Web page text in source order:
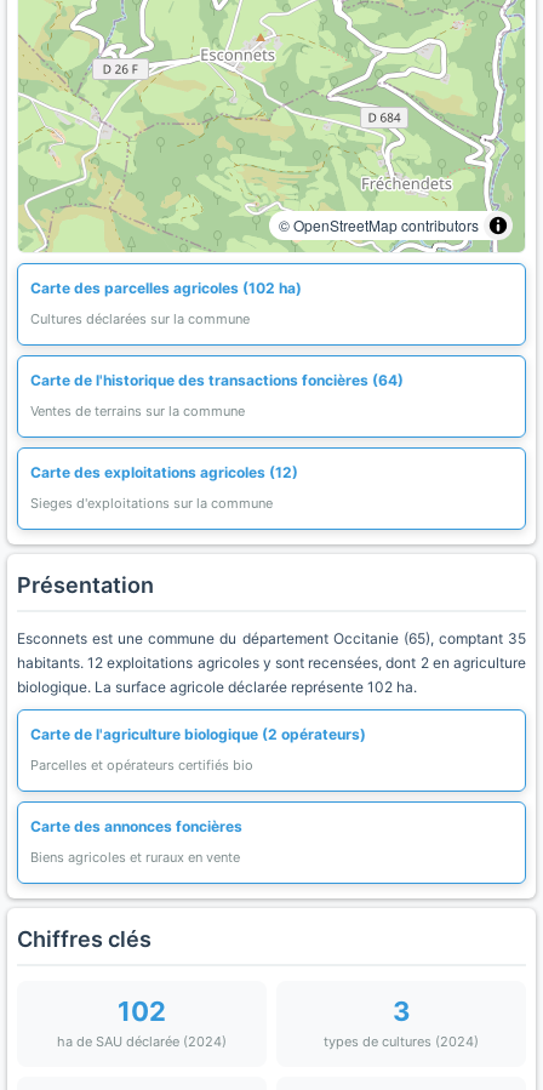
© OpenStreetMap contributors
Carte des parcelles agricoles (102 ha)
Cultures déclarées sur la commune
Carte de l'historique des transactions foncières (64)
Ventes de terrains sur la commune
Carte des exploitations agricoles (12)
Sieges d'exploitations sur la commune
Présentation
Esconnets est une commune du département Occitanie (65), comptant 35
habitants. 12 exploitations agricoles y sont recensées, dont 2 en agriculture
biologique. La surface agricole déclarée représente 102 ha.
Carte de l'agriculture biologique (2 opérateurs)
Parcelles et opérateurs certifiés bio
Carte des annonces foncières
Biens agricoles et ruraux en vente
Chiffres clés
102
ha de SAU déclarée (2024)
3
types de cultures (2024)